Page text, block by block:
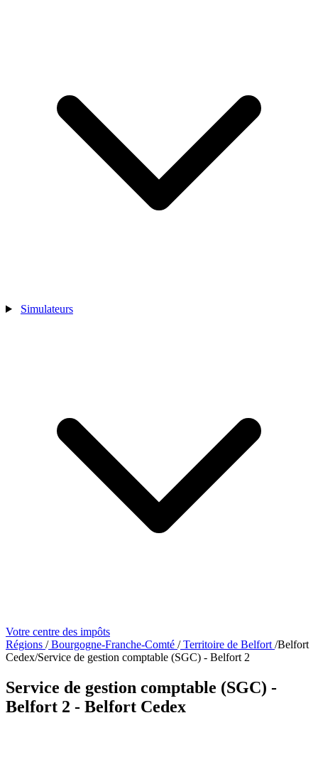
Simulateurs
Votre centre des impôts
Régions /Bourgogne-Franche-Comté /Territoire de Belfort /Belfort
Cedex/Service de gestion comptable (SGC) - Belfort 2
Service de gestion comptable (SGC) -
Belfort 2 - Belfort Cedex